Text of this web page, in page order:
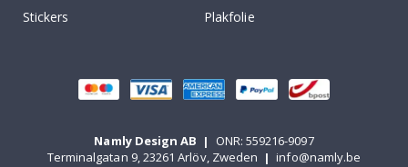
Stickers
Plakfolie
Namly Design AB |
ONR: 559216-9097
Terminalgatan 9, 23261 Arlöv, Zweden | info@namly.be